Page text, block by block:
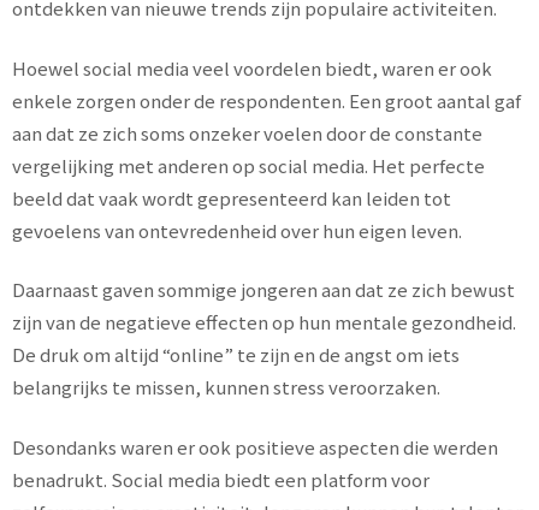
ontdekken van nieuwe trends zijn populaire activiteiten.
Hoewel social media veel voordelen biedt, waren er ook
enkele zorgen onder de respondenten. Een groot aantal gaf
aan dat ze zich soms onzeker voelen door de constante
vergelijking met anderen op social media. Het perfecte
beeld dat vaak wordt gepresenteerd kan leiden tot
gevoelens van ontevredenheid over hun eigen leven.
Daarnaast gaven sommige jongeren aan dat ze zich bewust
zijn van de negatieve effecten op hun mentale gezondheid.
De druk om altijd “online” te zijn en de angst om iets
belangrijks te missen, kunnen stress veroorzaken.
Desondanks waren er ook positieve aspecten die werden
benadrukt. Social media biedt een platform voor